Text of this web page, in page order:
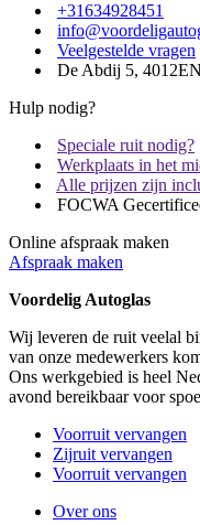
+31634928451
Veelgestelde vragen
De Abdij 5,
Hulp nodig?
Speciale ruit nodig?
Werkplaats in het
Alle prijzen zijn
FOCWA
Online afspraak maken
Afspraak maken
Voordelig Autoglas
Wij leveren de ruit veelal
van onze medewerkers
Ons werkgebied is heel
avond bereikbaar voor
Voorruit vervangen
Zijruit vervangen
Voorruit vervangen
Over ons